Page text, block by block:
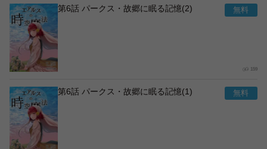
第6話 パークス・故郷に眠る記憶(2)
159
第6話 パークス・故郷に眠る記憶(1)